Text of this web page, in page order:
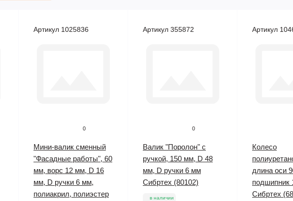
Артикул 1025836
0
Мини-валик сменный
"Фасадные работы", 60
мм, ворс 12 мм, D 16
мм, D ручки 6 мм,
полиакрил, полиэстер
Артикул 355872
0
Валик "Поролон" с
ручкой, 150 мм, D 48
мм, D ручки 6 мм
Сибртех (80102)
в наличии
Артикул
Колесо
длина оси
подшипник
Сибртех